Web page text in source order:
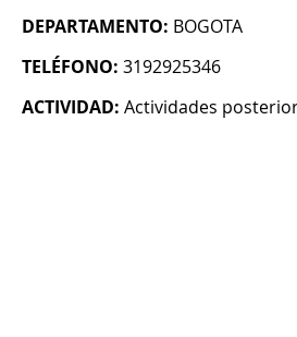
DEPARTAMENTO: BOGOTA
TELÉFONO: 3192925346
ACTIVIDAD: Actividades